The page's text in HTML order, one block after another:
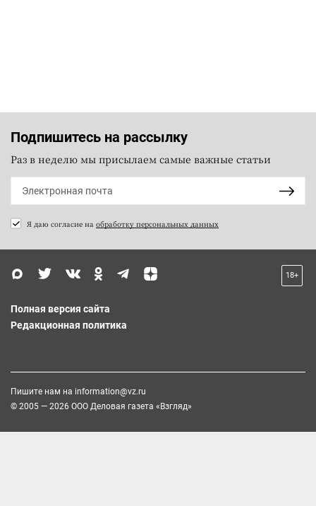
Подпишитесь на рассылку
Раз в неделю мы присылаем самые важные статьи
Я даю согласие на обработку персональных данных
18+
Полная версия сайта
Редакционная политика
Пишите нам на information@vz.ru
© 2005 — 2026 ООО Деловая газета «Взгляд»